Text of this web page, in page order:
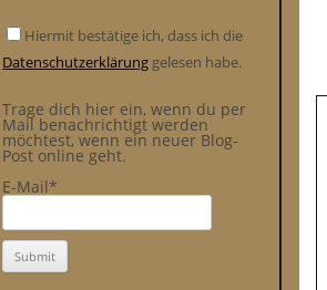
Hiermit bestätige ich, dass ich die
Datenschutzerklärung gelesen habe.
Trage dich hier ein, wenn du per
Mail benachrichtigt werden
möchtest, wenn ein neuer Blog-
Post online geht.
E-Mail*